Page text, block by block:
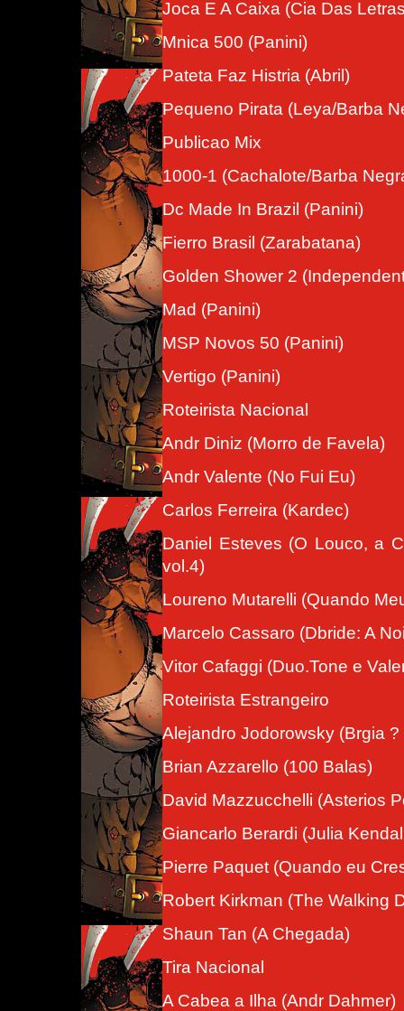
Joca E A Caixa (Cia Das
Mnica 500 (Panini)
Pateta Faz Histria (Abril)
Pequeno Pirata (Leya/Barba
Publicao Mix
1000-1 (Cachalote/Barba
Dc Made In Brazil (Panini)
Fierro Brasil (Zarabatana)
Golden Shower 2
Mad (Panini)
MSP Novos 50 (Panini)
Vertigo (Panini)
Roteirista Nacional
Andr Diniz (Morro de Favela)
Andr Valente (No Fui Eu)
Carlos Ferreira (Kardec)
Daniel Esteves (O Louco, a
vol.4)
Loureno Mutarelli (Quando
Marcelo Cassaro (Dbride: A
Vitor Cafaggi (Duo.Tone e
Roteirista Estrangeiro
Alejandro Jodorowsky (Brgia
Brian Azzarello (100 Balas)
David Mazzucchelli (Asterios
Giancarlo Berardi (Julia
Pierre Paquet (Quando eu
Robert Kirkman (The Walking
Shaun Tan (A Chegada)
Tira Nacional
A Cabea a Ilha (Andr Dahmer)